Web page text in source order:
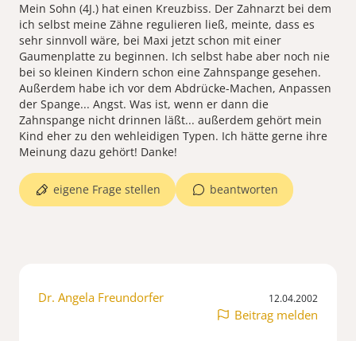
Mein Sohn (4J.) hat einen Kreuzbiss. Der Zahnarzt bei dem
ich selbst meine Zähne regulieren ließ, meinte, dass es
sehr sinnvoll wäre, bei Maxi jetzt schon mit einer
Gaumenplatte zu beginnen. Ich selbst habe aber noch nie
bei so kleinen Kindern schon eine Zahnspange gesehen.
Außerdem habe ich vor dem Abdrücke-Machen, Anpassen
der Spange... Angst. Was ist, wenn er dann die
Zahnspange nicht drinnen läßt... außerdem gehört mein
Kind eher zu den wehleidigen Typen. Ich hätte gerne ihre
Meinung dazu gehört! Danke!
beantworten
eigene Frage stellen
Dr. Angela Freundorfer 12.04.2002
Beitrag melden